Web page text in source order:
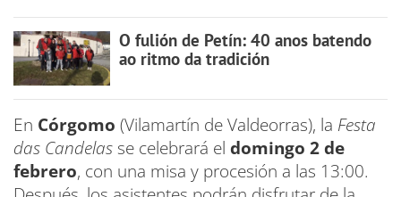
O fulión de Petín: 40 anos batendo
ao ritmo da tradición
En Córgomo (Vilamartín de Valdeorras), la Festa
das Candelas se celebrará el domingo 2 de
febrero, con una misa y procesión a las 13:00.